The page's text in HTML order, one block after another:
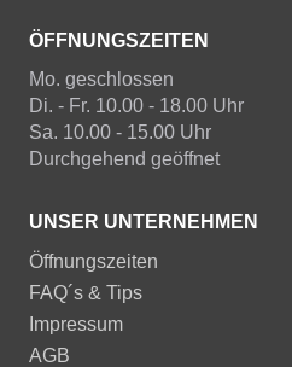
ÖFFNUNGSZEITEN
Mo. geschlossen
Di. - Fr. 10.00 - 18.00 Uhr
Sa. 10.00 - 15.00 Uhr
Durchgehend geöffnet
UNSER UNTERNEHMEN
Öffnungszeiten
FAQ´s & Tips
Impressum
AGB